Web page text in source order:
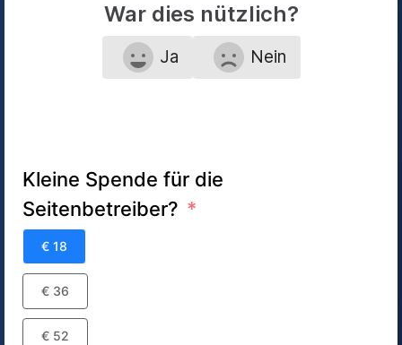
War dies nützlich?
Ja Nein
Kleine Spende für die
Seitenbetreiber?
€ 18
€ 36
€ 52